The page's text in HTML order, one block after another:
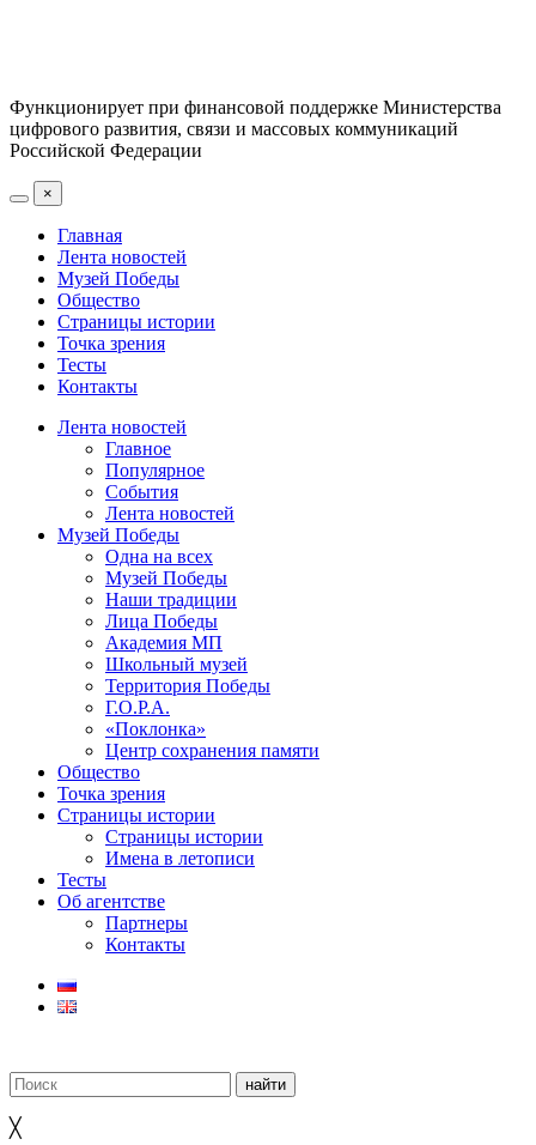
Функционирует при финансовой поддержке Министерства
цифрового развития, связи и массовых коммуникаций
Российской Федерации
×
Главная
Лента новостей
Музей Победы
Общество
Страницы истории
Точка зрения
Тесты
Контакты
Лента новостей
Главное
Популярное
События
Лента новостей
Музей Победы
Одна на всех
Музей Победы
Наши традиции
Лица Победы
Академия МП
Школьный музей
Территория Победы
Г.О.Р.А.
«Поклонка»
Центр сохранения памяти
Общество
Точка зрения
Страницы истории
Страницы истории
Имена в летописи
Тесты
Об агентстве
Партнеры
Контакты
╳